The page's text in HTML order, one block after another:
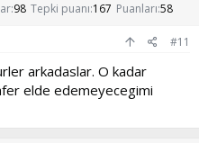
98 Tepki puanı 167 Puanları 58
#11
arkadaslar. O kadar
elde edemeyecegimi